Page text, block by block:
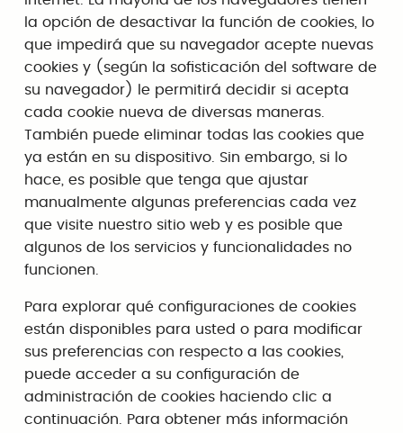
la opción de desactivar la función de cookies, lo
que impedirá que su navegador acepte nuevas
cookies y (según la sofisticación del software de
su navegador) le permitirá decidir si acepta
cada cookie nueva de diversas maneras.
También puede eliminar todas las cookies que
ya están en su dispositivo. Sin embargo, si lo
hace, es posible que tenga que ajustar
manualmente algunas preferencias cada vez
que visite nuestro sitio web y es posible que
algunos de los servicios y funcionalidades no
funcionen.
Para explorar qué configuraciones de cookies
están disponibles para usted o para modificar
sus preferencias con respecto a las cookies,
puede acceder a su configuración de
administración de cookies haciendo clic a
continuación. Para obtener más información